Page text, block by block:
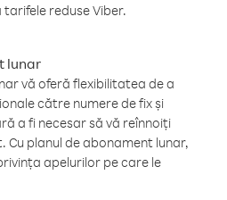
tarifele reduse Viber.
lunar
vă oferă flexibilitatea de a
către numere de fix și
a fi necesar să vă reînnoiți
Cu planul de abonament lunar,
apelurilor pe care le